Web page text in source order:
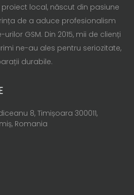
proiect local, născut din pasiune
de a aduce profesionalism
GSM. Din 2015, mii de clienți
ne-au ales pentru seriozitate,
durabile.
8, Timișoara 300011,
Romania